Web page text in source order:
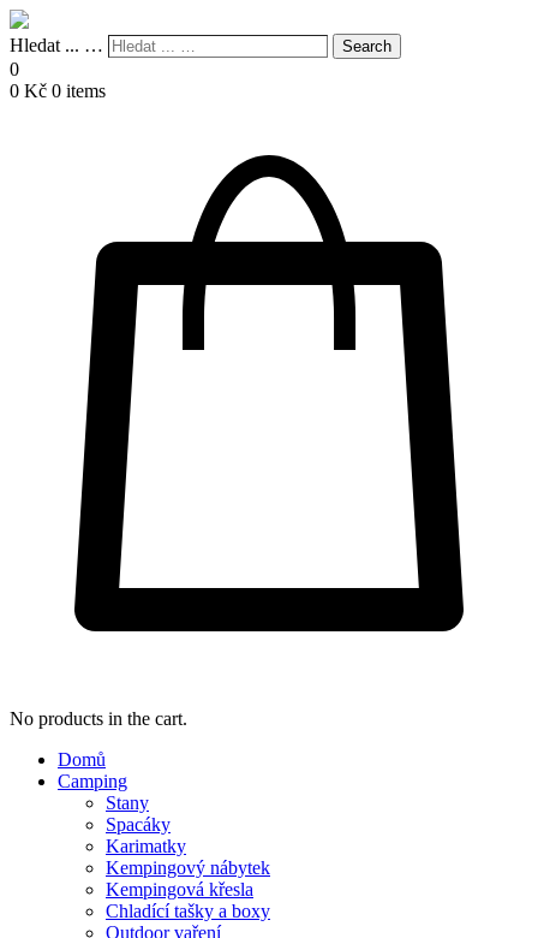
Hledat ... … Search
0
0 Kč 0 items
No products in the cart.
Domů
Camping
Stany
Spacáky
Karimatky
Kempingový nábytek
Kempingová křesla
Chladící tašky a boxy
Outdoor vaření